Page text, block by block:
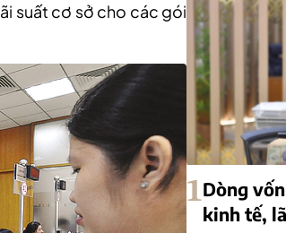
suất cơ sở cho các gói
1Dòng
kinh tế,